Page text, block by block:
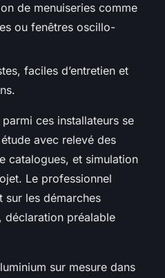
de menuiseries comme
ou fenêtres oscillo-
faciles d’entretien et
ces installateurs se
avec relevé des
catalogues, et simulation
Le professionnel
sur les démarches
déclaration préalable
sur mesure dans